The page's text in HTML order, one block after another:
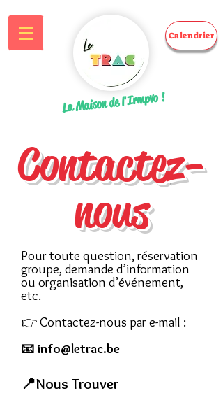
Calendrier
La Maison de l'Irmpvo !
Contactez-
nous
Pour toute question, réservation
groupe, demande d’information
ou organisation d’événement,
etc.
👉 Contactez-nous par e-mail :
📧 info@letrac.be
📍Nous Trouver